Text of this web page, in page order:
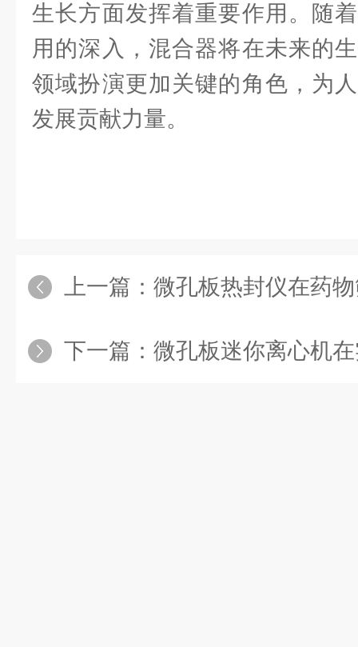
生长方面发挥着重要作用。随
用的深入，混合器将在未来的
领域扮演更加关键的角色，为
发展贡献力量。
上一篇： 微孔板热封仪在药物筛
下一篇： 微孔板迷你离心机在实验